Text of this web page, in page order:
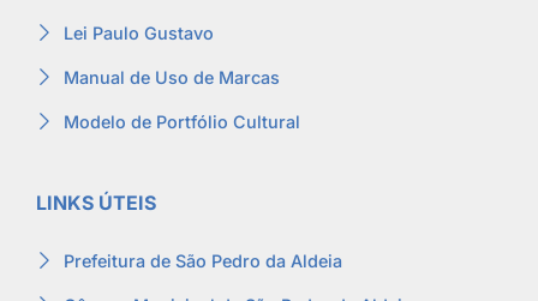
Lei Paulo Gustavo
Manual de Uso de Marcas
Modelo de Portfólio Cultural
LINKS ÚTEIS
Prefeitura de São Pedro da Aldeia